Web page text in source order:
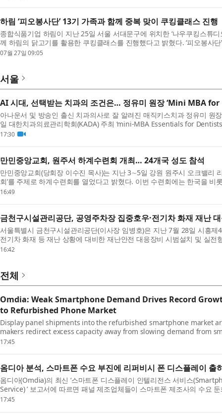
하림 ‘피오봉사단’ 13기 가족과 함께 중복 맞이 쿠킹클래스 진행
종합식품기업 하림이 지난 25일 서울 서대문구에 위치한 ‘나우쿠킹스튜디
께 하림의 닭고기를 활용한 쿠킹클래스를 진행했다고 밝혔다. ‘피오봉사
이 함께 탄소중립과 친환경 가치를 실천하는 환경 ...
07월 27일 09:05
서울
AI 시대, 선택받는 치과의 조건은… 정유미 원장 ‘Mini MBA
아나운서 및 방송인 출신 치과의사로 잘 알려진 매직키스치과 정유미 원
일 대한치과의료관리학회(KADA) 주최 ‘mini-MBA Essentials for
특강은 ‘왜 어떤 치과는 선택받는가?(Why Are Certai...
17:30
만민중앙교회, 원주서 하계수련회 개최… 24개국 성도 참석
만민중앙교회(당회장 이수진 목사)는 지난 3∼5일 강원 원주시 오크밸리
회’를 주제로 하계수련회를 열었다고 밝혔다. 이번 수련회에는 한국을 비
아, 호주, 영국 등 24개국 성도가 참석했다. 이수...
16:49
금천구시설관리공단, 공영주차장 집중호우·전기차 화재 재난
서울특별시 금천구시설관리공단(이사장 임병호)은 지난 7월 28일 시흥
전기차 화재 등 재난 상황에 대비한 재난안전 대응장비 시범설치 및 실전
련은 공영주차장에서 발생할 수 있는 침수 및 전기차 ...
16:42
전체
Omdia: Weak Smartphone Demand Drives Record
to Refurbished Phone Market
Display panel shipments into the refurbished smartphone market
makers redirect excess capacity away from slowing demand from
according to Omdia’s latest Smartphone Display Intelligence
17:45
옴디아 분석, 스마트폰 수요 부진에 리퍼비시 폰 디스플레이 출
옴디아(Omdia)의 최신 ‘스마트폰 디스플레이 인텔리전스 서비스
Service) ’ 보고서에 따르면 패널 제조업체들이 스마트폰 제조사의 수요
비시 스마트폰 시장으로 돌리면서 관련 디스플레이 패널 ...
17:45